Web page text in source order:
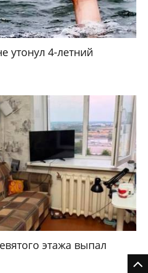
утонул 4-летний
этажа выпал